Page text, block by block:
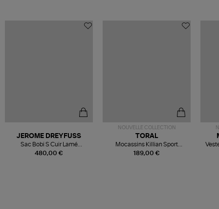
480,00 €
JEROME DREYFUSS
Sac Bobi S Cuir Lamé
Champagne
NOUVELLE COLLECTION
189,00 €
TORAL
Mocassins Killian Sport
Mousse